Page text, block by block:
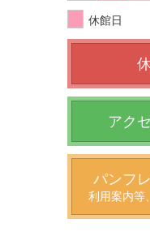
休館日
アク
パンフ
利用案内等